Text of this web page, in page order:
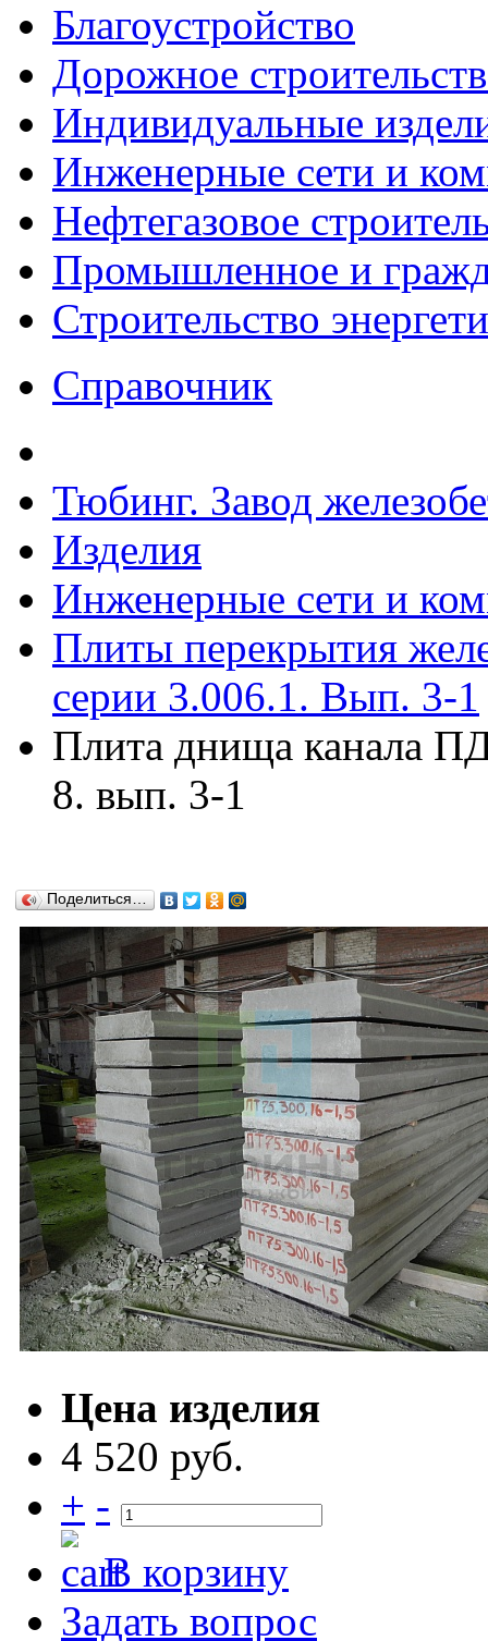
Благоустройство
Дорожное
Индивидуальные
Инженерные сети и
Нефтегазовое
Промышленное и
Строительство
Справочник
Тюбинг. Завод
Изделия
Инженерные сети и
Плиты перекрытия
серии 3.006.1. Вып. 3-1
Плита днища канала
8. вып. 3-1
Поделиться…
Цена изделия
4 520 руб.
+ -
В корзину
Задать вопрос